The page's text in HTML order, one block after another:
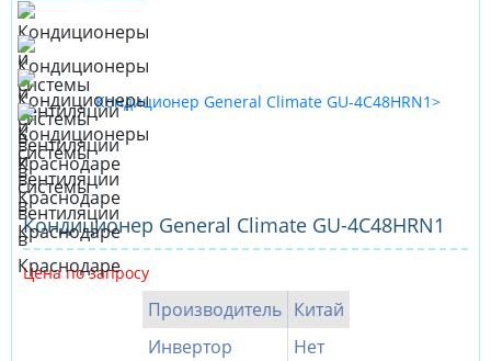
Кондиционер General Climate GU-4C48HRN1
Цена по запросу
Производитель Китай
Инвертор
Нет